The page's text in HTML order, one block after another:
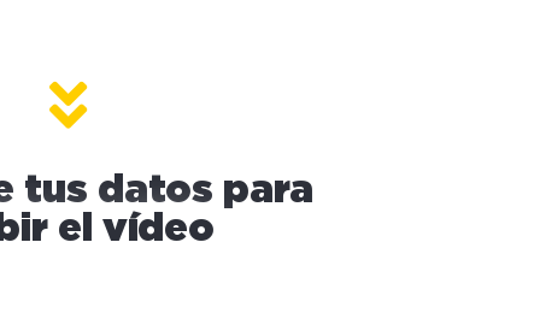
tus datos para
el vídeo